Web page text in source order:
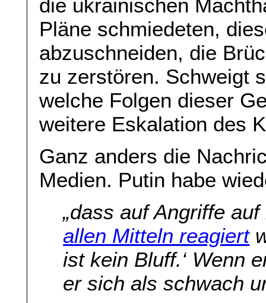
die ukrainischen
Pläne schmiedeten,
abzuschneiden, die
zu zerstören. Schweigt
welche Folgen dieser
weitere Eskalation des
Ganz anders die
Medien. Putin habe
„dass auf Angriffe
allen Mitteln reagiert
ist kein Bluff.‘ Wenn
er sich als schwach